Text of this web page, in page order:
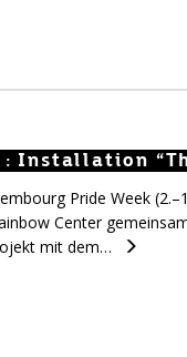
Installation
: Installation
Installation
Pride Week
Center
mit dem…